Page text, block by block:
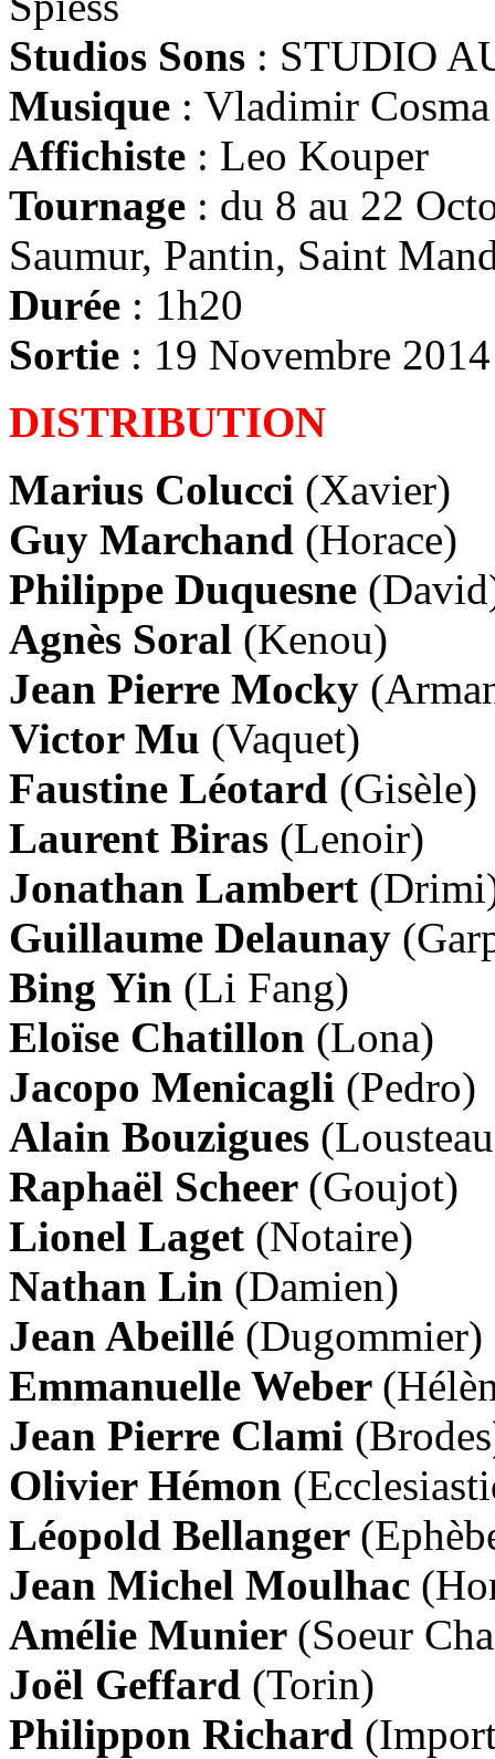
Studios Sons : STUDIO
Musique : Vladimir
Affichiste : Leo Kouper
Tournage : du 8 au 22
Saumur, Pantin, Saint
Durée : 1h20
Sortie : 19 Novembre 2014
DISTRIBUTION
Marius Colucci (Xavier)
Guy Marchand (Horace)
Philippe Duquesne
Agnès Soral (Kenou)
Jean Pierre Mocky
Victor Mu (Vaquet)
Faustine Léotard (Gisèle)
Laurent Biras (Lenoir)
Jonathan Lambert
Guillaume Delaunay
Bing Yin (Li Fang)
Eloïse Chatillon (Lona)
Jacopo Menicagli (Pedro)
Alain Bouzigues
Raphaël Scheer (Goujot)
Lionel Laget (Notaire)
Nathan Lin (Damien)
Jean Abeillé (Dugommier)
Emmanuelle Weber
Jean Pierre Clami
Olivier Hémon
Léopold Bellanger
Jean Michel Moulhac
Amélie Munier (Soeur
Joël Geffard (Torin)
Philippon Richard